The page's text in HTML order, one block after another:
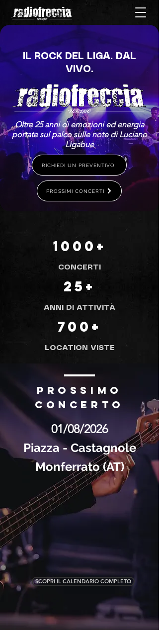
IL ROCK DEL LIGA. DAL
VIVO.
Oltre 25 anni di emozioni ed energia
portate sul palco sulle note di Luciano
Ligabue
RICHIEDI UN PREVENTIVO
PROSSIMI CONCERTI
1000+
CONCERTI
25+
ANNI DI ATTIVITÀ
700+
LOCATION VISTE
prossimo
concerto
01/08/2026
Piazza - Castagnole
Monferrato (AT)
SCOPRI IL CALENDARIO COMPLETO